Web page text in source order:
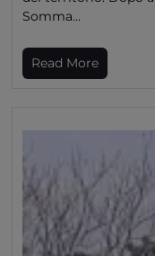
Somma…
Read More